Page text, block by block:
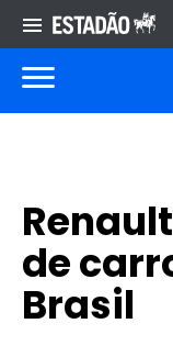
de
Brasil